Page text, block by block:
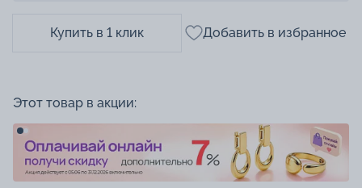
Купить в 1 клик Добавить в избранное
Этот товар в акции: